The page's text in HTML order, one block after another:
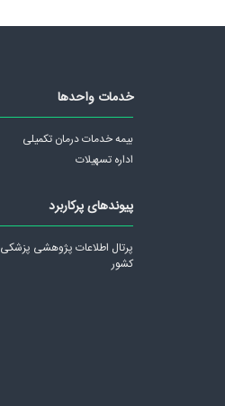
خدمات واحدها
بیمه خدمات درمان تکمیلی
اداره تسهیلات
پیوندهای پرکاربرد
پرتال اطلاعات پژوهشی پزشکی
کشور